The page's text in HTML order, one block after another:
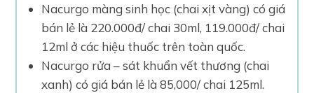
Nacurgo màng sinh học (chai xịt vàng) có giá
bán lẻ là 220.000đ/ chai 30ml, 119.000đ/ chai
12ml ở các hiệu thuốc trên toàn quốc.
Nacurgo rửa – sát khuẩn vết thương (chai
xanh) có giá bán lẻ là 85,000/ chai 125ml.